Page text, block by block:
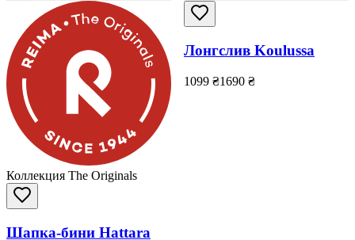
Коллекция The Originals
Шапка-бини Hattara
Лонгслив Koulussa
1099 ₴1690 ₴